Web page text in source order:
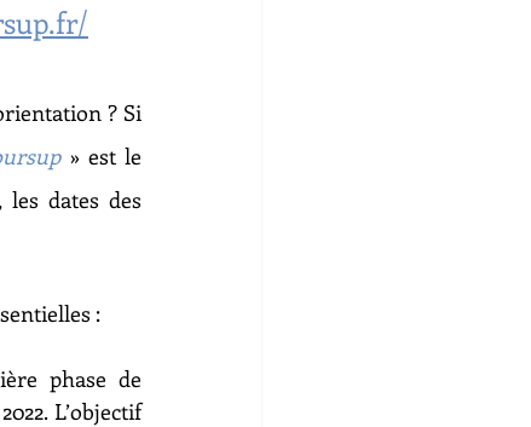
? Si
» est le
dates des
:
phase de
L’objectif